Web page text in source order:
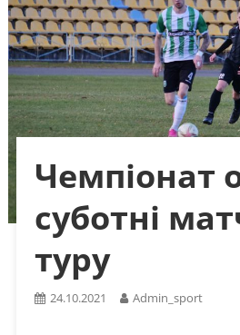
Чемпіонат
суботні
туру
24.10.2021 Admin_sport